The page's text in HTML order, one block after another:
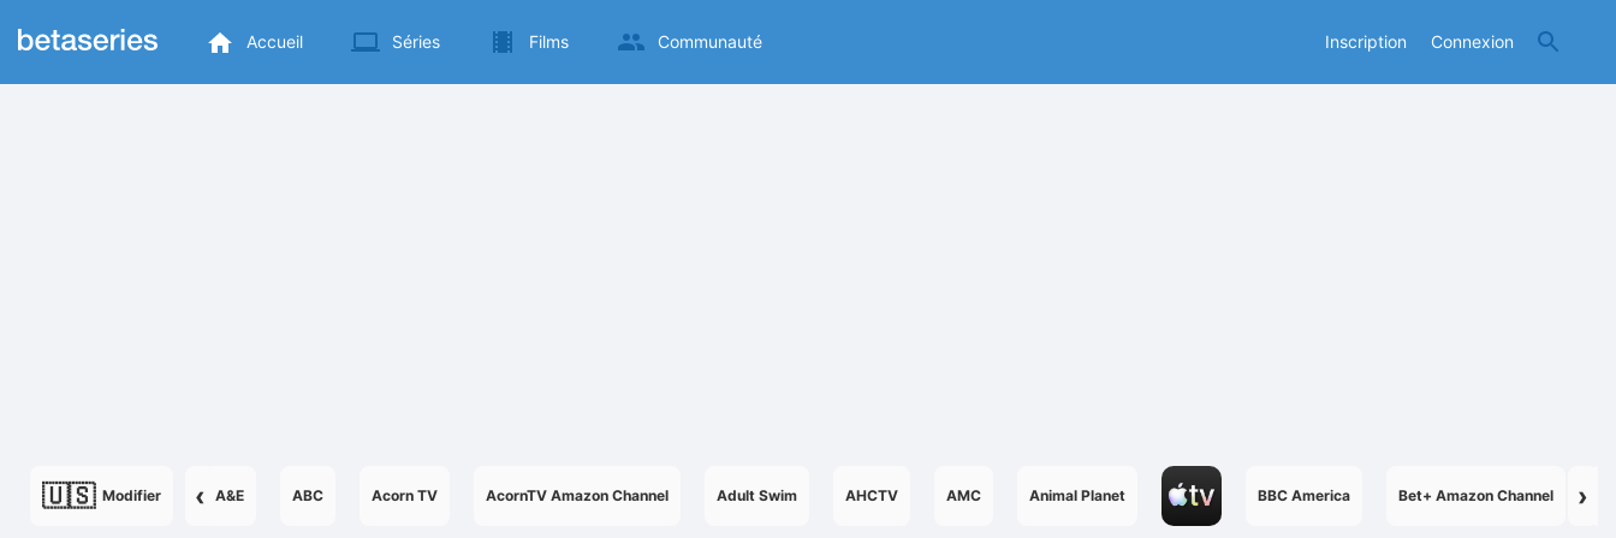
Accueil Séries Films Communauté Inscription Connexion
🇺🇸 Modifier ‹ ›
A&E ABC Acorn TV AcornTV Amazon Channel Adult Swim AHCTV AMC Animal Planet BBC America Bet+ Amazon Channel